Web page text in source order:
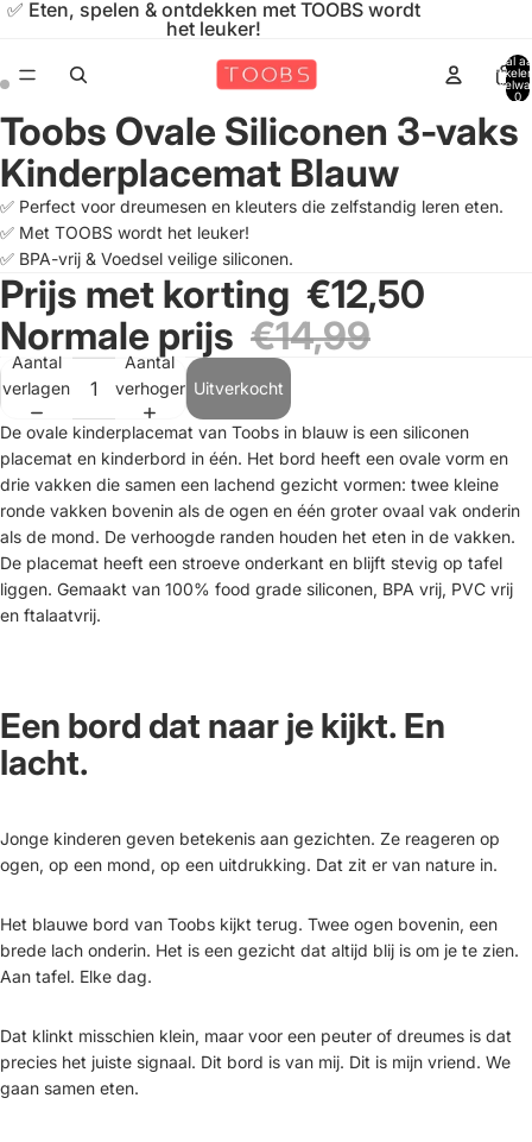
✅ Eten, spelen & ontdekken met TOOBS wordt
het leuker!
Totaal
0
Afbeelding
openen
in
volledig
scherm
Afbeelding
openen
in
volledig
scherm
Toobs Ovale Siliconen 3-vaks
Kinderplacemat Blauw
✅ Perfect voor dreumesen en kleuters die zelfstandig leren eten.
✅ Met TOOBS wordt het leuker!
✅ BPA-vrij & Voedsel veilige siliconen.
Prijs met korting €12,50
Normale prijs €14,99
Aantal
verlagen
Aantal
verhogen Uitverkocht
De ovale kinderplacemat van Toobs in blauw is een siliconen
placemat en kinderbord in één. Het bord heeft een ovale vorm en
drie vakken die samen een lachend gezicht vormen: twee kleine
ronde vakken bovenin als de ogen en één groter ovaal vak onderin
als de mond. De verhoogde randen houden het eten in de vakken.
De placemat heeft een stroeve onderkant en blijft stevig op tafel
liggen. Gemaakt van 100% food grade siliconen, BPA vrij, PVC vrij
en ftalaatvrij.
Een bord dat naar je kijkt. En
lacht.
Jonge kinderen geven betekenis aan gezichten. Ze reageren op
ogen, op een mond, op een uitdrukking. Dat zit er van nature in.
Het blauwe bord van Toobs kijkt terug. Twee ogen bovenin, een
brede lach onderin. Het is een gezicht dat altijd blij is om je te zien.
Aan tafel. Elke dag.
Dat klinkt misschien klein, maar voor een peuter of dreumes is dat
precies het juiste signaal. Dit bord is van mij. Dit is mijn vriend. We
gaan samen eten.